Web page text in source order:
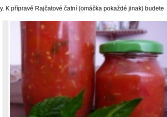
K přípravě Rajčatové čatní (omáčka pokaždé jinak) budete